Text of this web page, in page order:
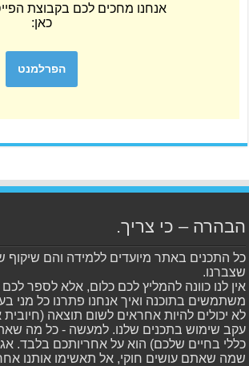
אנחנו מחכים לכם בקבוצת
כאן:
הפרלמנט
הבהרה – כי צריך.
כל התכנים באתר מיועדים ללמידה והם שיקוף
שצברנו.
אין לנו כוונה להמליץ לכם כלום, אלא לספר לכם
משתמשים בתוכנה ואיך אנחנו פתרנו כל מני
לא יכולים להיות אחראים לשום תוצאה
עקב שימוש בתכנים שלנו. למעשה - כל מה
כללי בחיים שלכם) הוא על אחריותכם בלבד.
שמה שאתם עושים חוקי, אל תאשימו אותנו